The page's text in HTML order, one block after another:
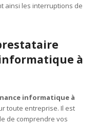
ainsi les interruptions de
à
informatique à
toute entreprise. Il est
de comprendre vos